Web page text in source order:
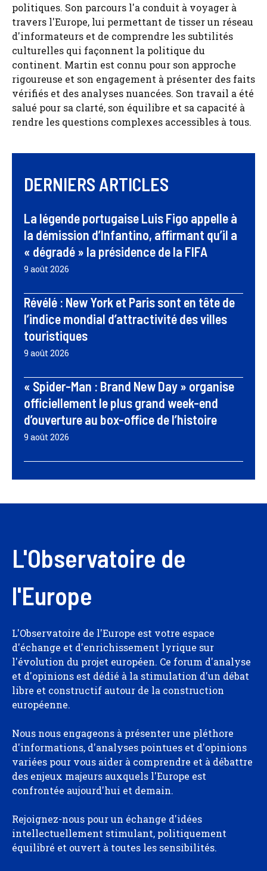
politiques. Son parcours l'a conduit à voyager à
travers l'Europe, lui permettant de tisser un réseau
d'informateurs et de comprendre les subtilités
culturelles qui façonnent la politique du
continent. Martin est connu pour son approche
rigoureuse et son engagement à présenter des faits
vérifiés et des analyses nuancées. Son travail a été
salué pour sa clarté, son équilibre et sa capacité à
rendre les questions complexes accessibles à tous.
DERNIERS ARTICLES
La légende portugaise Luis Figo appelle à
la démission d’Infantino, affirmant qu’il a
« dégradé » la présidence de la FIFA
9 août 2026
Révélé : New York et Paris sont en tête de
l’indice mondial d’attractivité des villes
touristiques
9 août 2026
« Spider-Man : Brand New Day » organise
officiellement le plus grand week-end
d’ouverture au box-office de l’histoire
9 août 2026
L'Observatoire de
l'Europe
L'Observatoire de l'Europe est votre espace
d'échange et d'enrichissement lyrique sur
l'évolution du projet européen. Ce forum d'analyse
et d'opinions est dédié à la stimulation d'un débat
libre et constructif autour de la construction
européenne.
Nous nous engageons à présenter une pléthore
d'informations, d'analyses pointues et d'opinions
variées pour vous aider à comprendre et à débattre
des enjeux majeurs auxquels l'Europe est
confrontée aujourd'hui et demain.
Rejoignez-nous pour un échange d'idées
intellectuellement stimulant, politiquement
équilibré et ouvert à toutes les sensibilités.